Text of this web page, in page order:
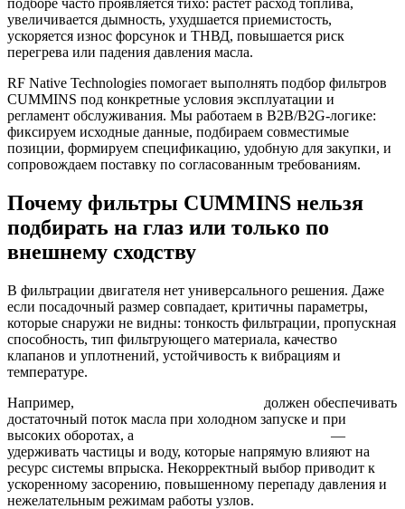
увеличивается дымность, ухудшается приемистость,
ускоряется износ форсунок и ТНВД, повышается риск
перегрева или падения давления масла.
RF Native Technologies помогает выполнять подбор фильтров
CUMMINS под конкретные условия эксплуатации и
регламент обслуживания. Мы работаем в B2B/B2G-логике:
фиксируем исходные данные, подбираем совместимые
позиции, формируем спецификацию, удобную для закупки, и
сопровождаем поставку по согласованным требованиям.
Почему фильтры CUMMINS нельзя
подбирать на глаз или только по
внешнему сходству
В фильтрации двигателя нет универсального решения. Даже
если посадочный размер совпадает, критичны параметры,
которые снаружи не видны: тонкость фильтрации, пропускная
способность, тип фильтрующего материала, качество
клапанов и уплотнений, устойчивость к вибрациям и
температуре.
Например,
должен обеспечивать
достаточный поток масла при холодном запуске и при
высоких оборотах, а
—
удерживать частицы и воду, которые напрямую влияют на
ресурс системы впрыска. Некорректный выбор приводит к
ускоренному засорению, повышенному перепаду давления и
нежелательным режимам работы узлов.